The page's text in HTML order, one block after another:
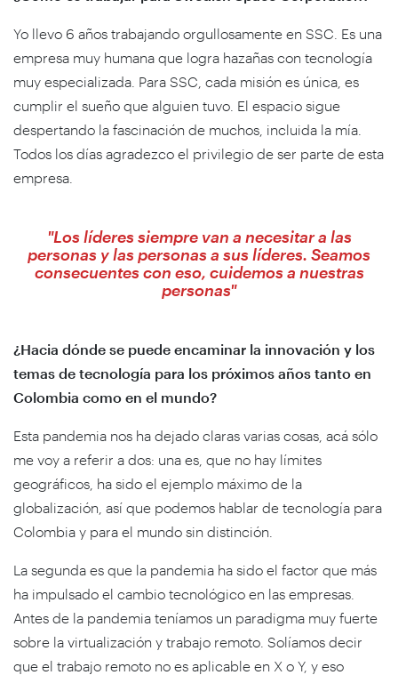
Yo llevo 6 años trabajando orgullosamente en SSC. Es una
empresa muy humana que logra hazañas con tecnología
muy especializada. Para SSC, cada misión es única, es
cumplir el sueño que alguien tuvo. El espacio sigue
despertando la fascinación de muchos, incluida la mía.
Todos los días agradezco el privilegio de ser parte de esta
empresa.
"Los líderes siempre van a necesitar a las
personas y las personas a sus líderes. Seamos
consecuentes con eso, cuidemos a nuestras
personas"
¿Hacia dónde se puede encaminar la innovación y los
temas de tecnología para los próximos años tanto en
Colombia como en el mundo?
Esta pandemia nos ha dejado claras varias cosas, acá sólo
me voy a referir a dos: una es, que no hay límites
geográficos, ha sido el ejemplo máximo de la
globalización, así que podemos hablar de tecnología para
Colombia y para el mundo sin distinción.
La segunda es que la pandemia ha sido el factor que más
ha impulsado el cambio tecnológico en las empresas.
Antes de la pandemia teníamos un paradigma muy fuerte
sobre la virtualización y trabajo remoto. Solíamos decir
que el trabajo remoto no es aplicable en X o Y, y eso